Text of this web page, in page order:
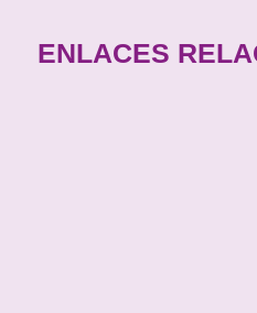
ENLACES